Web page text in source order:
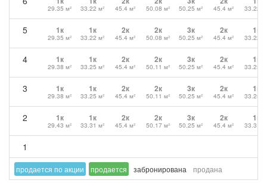
29.35 м² 33.22 м² 45.4 м² 50.08 м² 50.25 м² 45.4 м² 33.22
5 1к
29.35 м²
1к
33.22 м²
2к
45.4 м²
2к
50.08 м²
3к
50.25 м²
2к
45.4 м²
1к
33.22
4 1к
29.38 м²
1к
33.25 м²
2к
45.4 м²
2к
50.11 м²
3к
50.25 м²
2к
45.4 м²
1к
33.25
3 1к
29.38 м²
1к
33.25 м²
2к
45.4 м²
2к
50.11 м²
3к
50.25 м²
2к
45.4 м²
1к
33.25
2 1к
29.43 м²
1к
33.31 м²
2к
45.4 м²
2к
50.17 м²
3к
50.25 м²
2к
45.4 м²
1к
33.31
1
продается по акции продается забронирована продана